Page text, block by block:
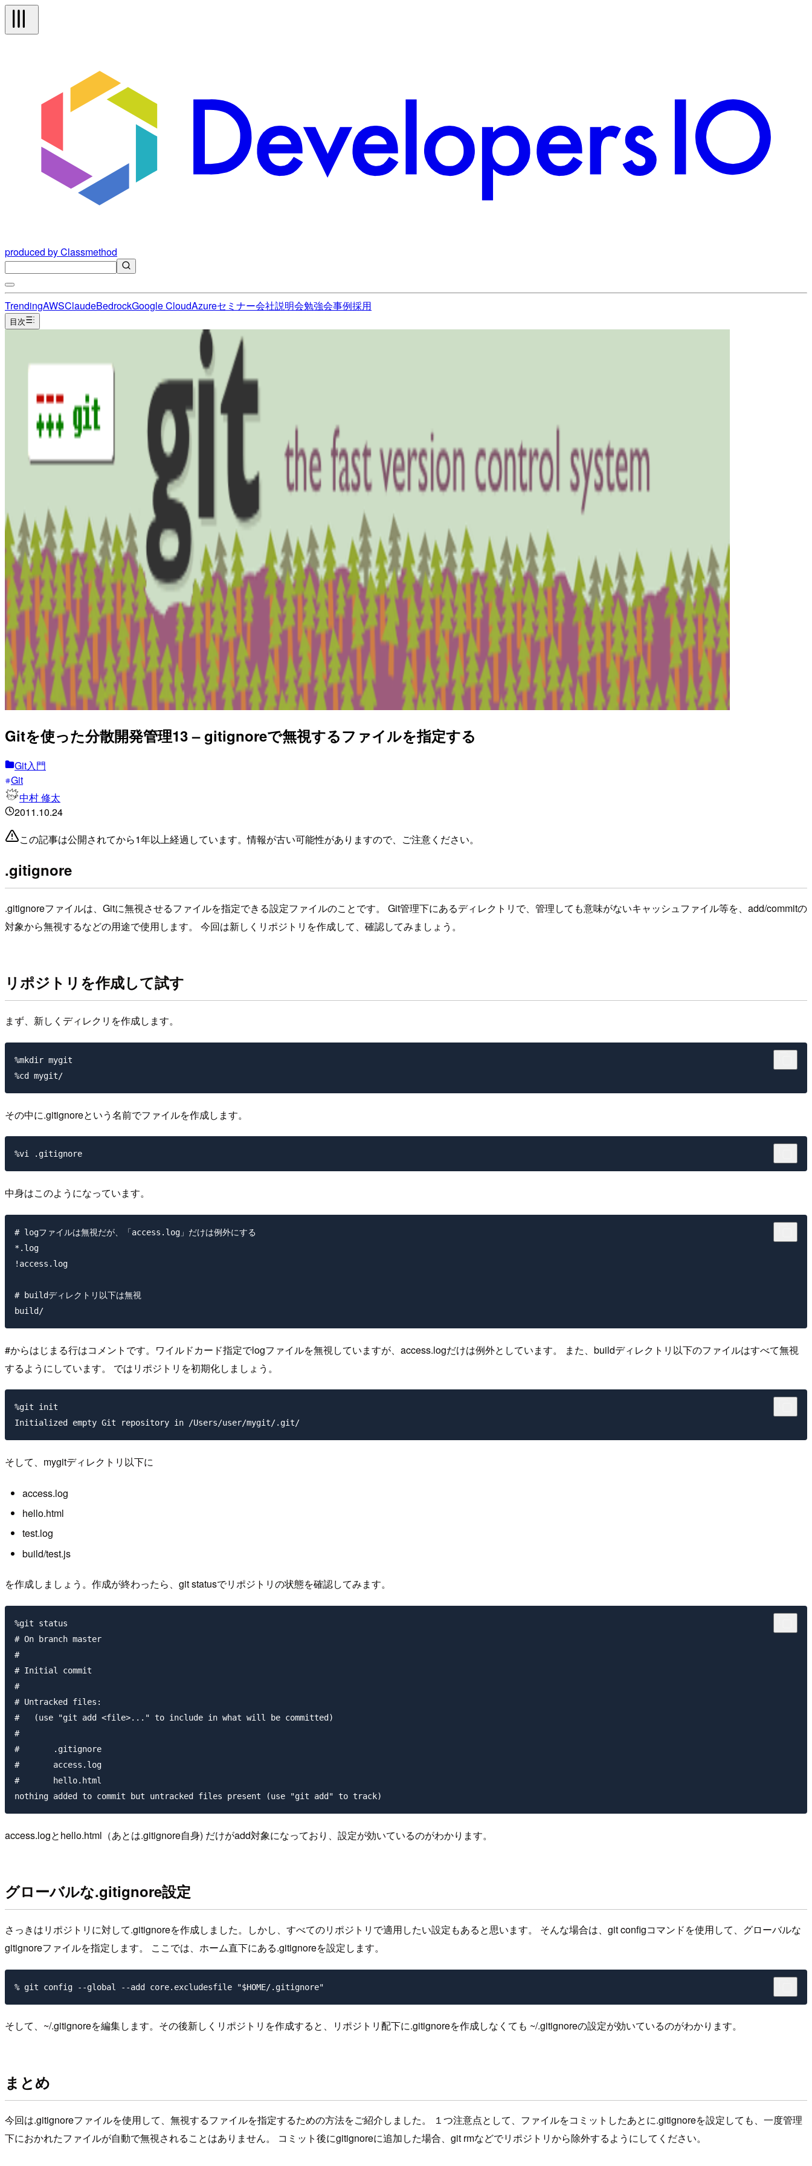
produced by Classmethod
TrendingAWSClaudeBedrockGoogle CloudAzureセミナー会社説明会勉強会事例採用
目次
Gitを使った分散開発管理13 – gitignoreで無視するファイルを指定する
Git入門
Git
中村 修太
2011.10.24
この記事は公開されてから1年以上経過しています。情報が古い可能性がありますので、ご注意ください。
.gitignore
.gitignoreファイルは、Gitに無視させるファイルを指定できる設定ファイルのことです。 Git管理下にあるディレクトリで、管理しても意味がないキャッシュファイル等を、add/commitの
対象から無視するなどの用途で使用します。 今回は新しくリポジトリを作成して、確認してみましょう。
リポジトリを作成して試す
まず、新しくディレクリを作成します。
%mkdir mygit
その中に.gitignoreという名前でファイルを作成します。
中身はこのようになっています。
# logファイルは無視だが、「access.log」だけは例外にする
*.log
!access.log
# buildディレクトリ以下は無視
#からはじまる行はコメントです。ワイルドカード指定でlogファイルを無視していますが、access.logだけは例外としています。 また、buildディレクトリ以下のファイルはすべて無視
するようにしています。 ではリポジトリを初期化しましょう。
%git init
そして、mygitディレクトリ以下に
access.log
hello.html
test.log
build/test.js
を作成しましょう。作成が終わったら、git statusでリポジトリの状態を確認してみます。
%git status
# On branch master
#
# Initial commit
#
# Untracked files:
#   (use "git add <file>..." to include in what will be committed)
#
#	.gitignore
#	access.log
#	hello.html
access.logとhello.html（あとは.gitignore自身) だけがadd対象になっており、設定が効いているのがわかります。
グローバルな.gitignore設定
さっきはリポジトリに対して.gitignoreを作成しました。しかし、すべてのリポジトリで適用したい設定もあると思います。 そんな場合は、git configコマンドを使用して、グローバルな
gitignoreファイルを指定します。 ここでは、ホーム直下にある.gitignoreを設定します。
そして、~/.gitignoreを編集します。その後新しくリポジトリを作成すると、リポジトリ配下に.gitignoreを作成しなくても ~/.gitignoreの設定が効いているのがわかります。
まとめ
今回は.gitignoreファイルを使用して、無視するファイルを指定するための方法をご紹介しました。 １つ注意点として、ファイルをコミットしたあとに.gitignoreを設定しても、一度管理
下におかれたファイルが自動で無視されることはありません。 コミット後にgitignoreに追加した場合、git rmなどでリポジトリから除外するようにしてください。